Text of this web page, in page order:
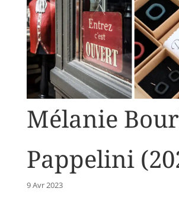
Mélanie
Pappelini
9 Avr 2023